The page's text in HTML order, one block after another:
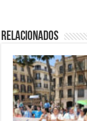
Relacionados